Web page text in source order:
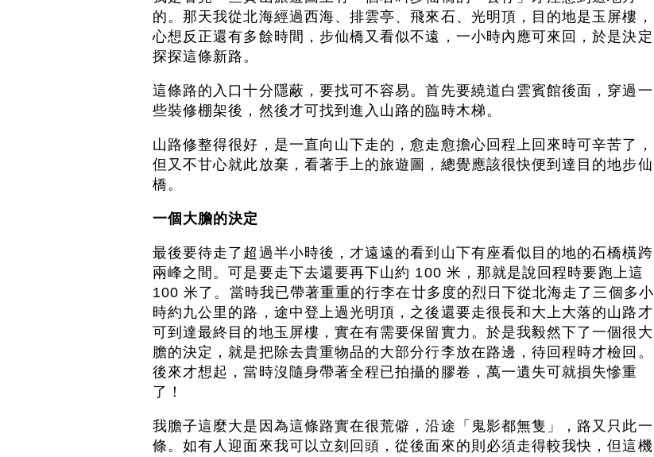
的。那天我從北海經過西海、排雲亭、飛來石、光明頂，目的地是玉屏樓，
心想反正還有多餘時間，步仙橋又看似不遠，一小時內應可來回，於是決定
探探這條新路。
這條路的入口十分隱蔽，要找可不容易。首先要繞道白雲賓館後面，穿過一
些裝修棚架後，然後才可找到進入山路的臨時木梯。
山路修整得很好，是一直向山下走的，愈走愈擔心回程上回來時可辛苦了，
但又不甘心就此放棄，看著手上的旅遊圖，總覺應該很快便到達目的地步仙
橋。
一個大膽的決定
最後要待走了超過半小時後，才遠遠的看到山下有座看似目的地的石橋橫跨
兩峰之間。可是要走下去還要再下山約 100 米，那就是說回程時要跑上這
100 米了。當時我已帶著重重的行李在廿多度的烈日下從北海走了三個多小
時約九公里的路，途中登上過光明頂，之後還要走很長和大上大落的山路才
可到達最終目的地玉屏樓，實在有需要保留實力。於是我毅然下了一個很大
膽的決定，就是把除去貴重物品的大部分行李放在路邊，待回程時才檢回。
後來才想起，當時沒隨身帶著全程已拍攝的膠卷，萬一遺失可就損失慘重
了！
我膽子這麼大是因為這條路實在很荒僻，沿途「鬼影都無隻」，路又只此一
條。如有人迎面來我可以立刻回頭，從後面來的則必須走得較我快，但這機